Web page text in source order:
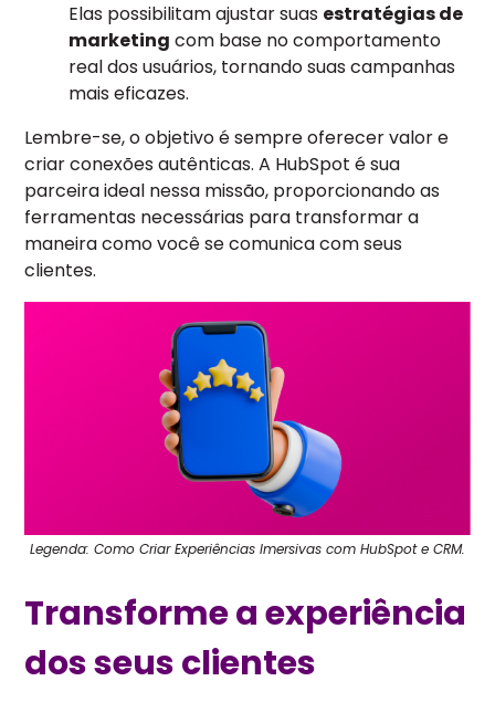
Elas possibilitam ajustar suas estratégias de
marketing com base no comportamento
real dos usuários, tornando suas campanhas
mais eficazes.
Lembre-se, o objetivo é sempre oferecer valor e
criar conexões autênticas. A HubSpot é sua
parceira ideal nessa missão, proporcionando as
ferramentas necessárias para transformar a
maneira como você se comunica com seus
clientes.
Legenda: Como Criar Experiências Imersivas com HubSpot e CRM.
Transforme a experiência
dos seus clientes